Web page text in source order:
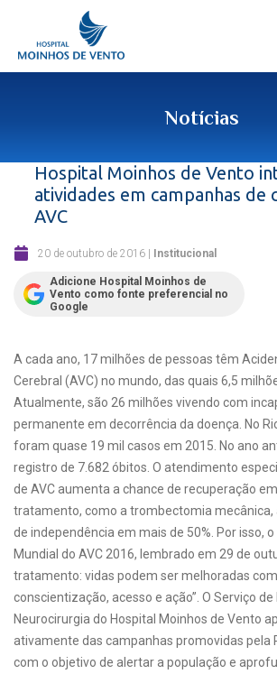
Notícias
Hospital Moinhos de Vento
atividades em campanhas de
AVC
20 de outubro de 2016 | Institucional
Adicione Hospital Moinhos de
Vento como fonte preferencial no
Google
A cada ano, 17 milhões de pessoas têm
Cerebral (AVC) no mundo, das quais 6,5
Atualmente, são 26 milhões vivendo com
permanente em decorrência da doença. No
foram quase 19 mil casos em 2015. No ano
registro de 7.682 óbitos. O atendimento
de AVC aumenta a chance de recuperação
tratamento, como a trombectomia mecânica,
de independência em mais de 50%. Por isso,
Mundial do AVC 2016, lembrado em 29 de
tratamento: vidas podem ser melhoradas
conscientização, acesso e ação”. O Serviço de
Neurocirurgia do Hospital Moinhos de Vento
ativamente das campanhas promovidas pela
com o objetivo de alertar a população e